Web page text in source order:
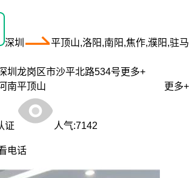
深圳
平顶山,洛阳,南阳,焦作,濮阳,驻马
圳龙岗区市沙平北路534号更多+
南平顶山 更多+
证 人气:7142
电话